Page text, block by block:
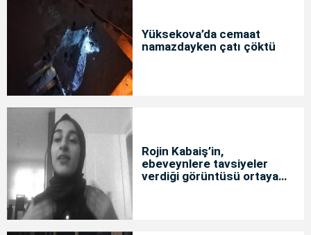
Yüksekova’da cemaat
namazdayken çatı çöktü
Rojin Kabaiş’in,
ebeveynlere tavsiyeler
verdiği görüntüsü ortaya